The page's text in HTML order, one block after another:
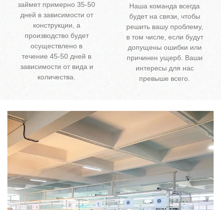
займет примерно 35-50
дней в зависимости от
конструкции, а
производство будет
осуществлено в
течение 45-50 дней в
зависимости от вида и
количества.
Наша команда всегда
будет на связи, чтобы
решить вашу проблему,
в том числе, если будут
допущены ошибки или
причинен ущерб. Ваши
интересы для нас
превыше всего.